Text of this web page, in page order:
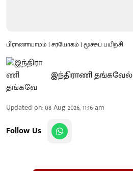
பிராணாயாமம் | சரயோகம் | மூச்சுப் பயிற்சி
இந்திராணி தங்கவேல்
Updated on:08 Aug 2026, 11:16 am
Follow Us